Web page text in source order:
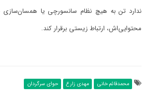
ندارد تن به هیچ نظام سانسورچی یا همسان‌سازی
محتوایی‌اش، ارتباط زیستی برقرار کند.
محمدقائم خانی مهدی زارع حوای سرگردان